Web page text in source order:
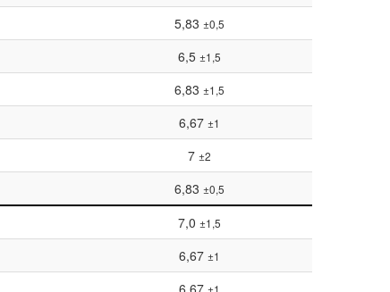
5,83 ±0,5
6,5 ±1,5
6,83 ±1,5
6,67 ±1
7 ±2
6,83 ±0,5
7,0 ±1,5
6,67 ±1
6,67 ±1